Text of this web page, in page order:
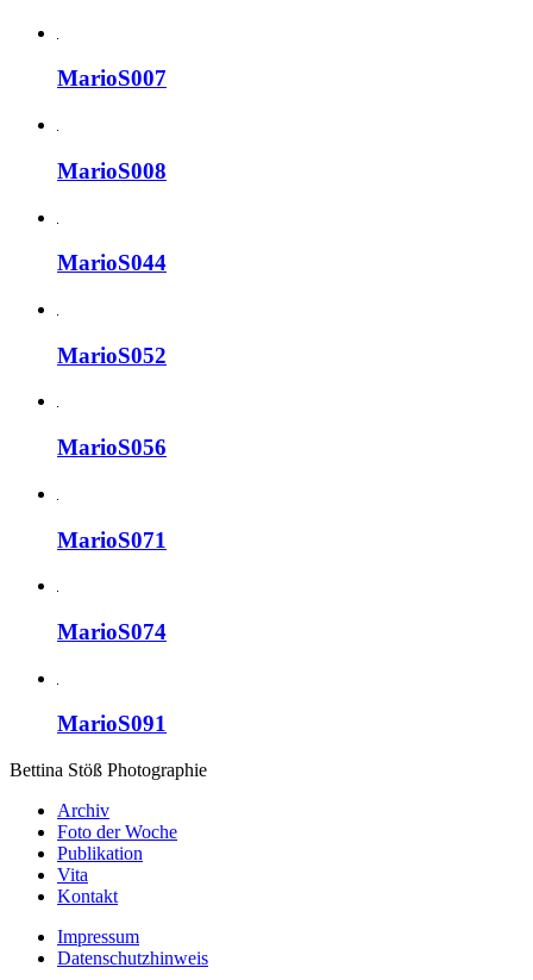
MarioS007
MarioS008
MarioS044
MarioS052
MarioS056
MarioS071
MarioS074
MarioS091
Bettina Stöß Photographie
Archiv
Foto der Woche
Publikation
Vita
Kontakt
Impressum
Datenschutzhinweis